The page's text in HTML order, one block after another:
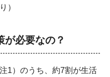
）
が必要なの？
1）のうち、約7割が生活